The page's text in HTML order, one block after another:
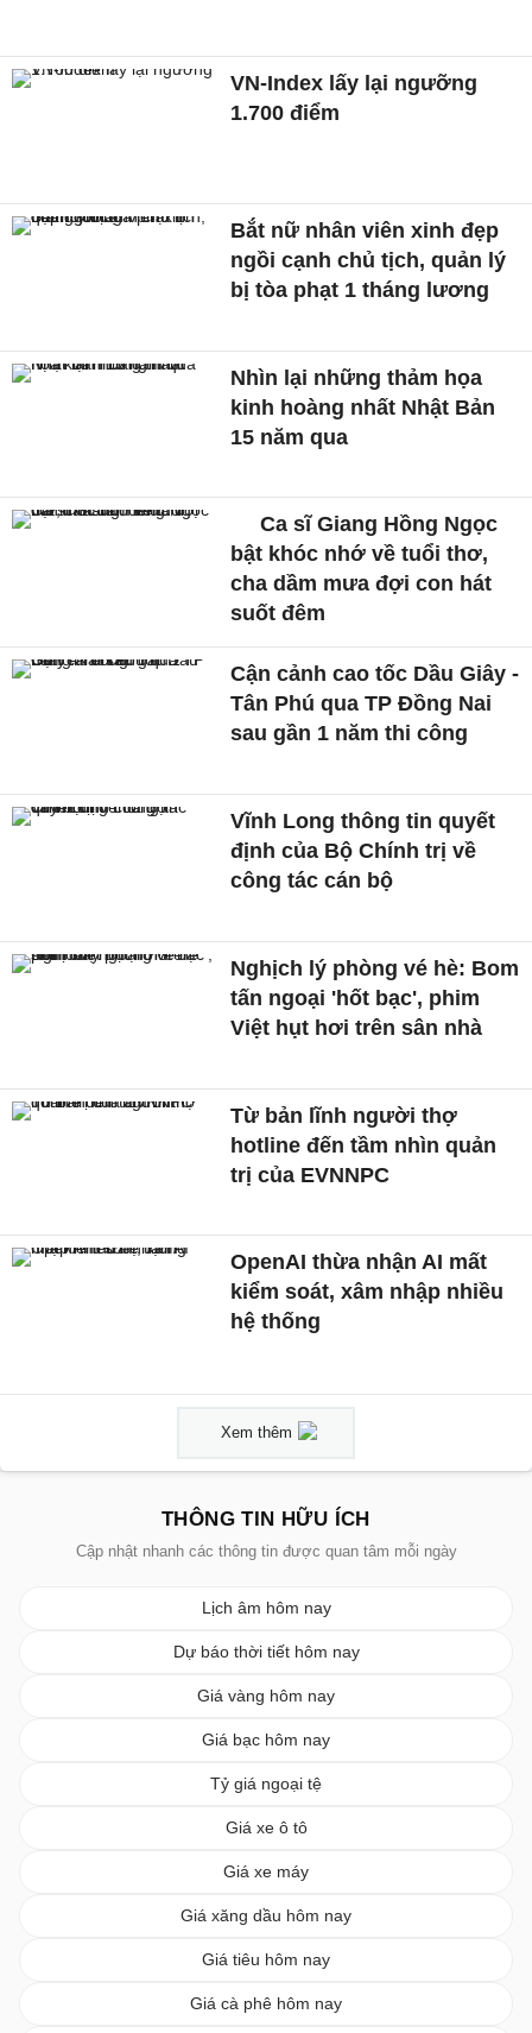
VN-Index lấy lại ngưỡng
1.700 điểm
Bắt nữ nhân viên xinh đẹp
ngồi cạnh chủ tịch, quản lý
bị tòa phạt 1 tháng lương
Nhìn lại những thảm họa
kinh hoàng nhất Nhật Bản
15 năm qua
Ca sĩ Giang Hồng Ngọc
bật khóc nhớ về tuổi thơ,
cha dầm mưa đợi con hát
suốt đêm
Cận cảnh cao tốc Dầu Giây -
Tân Phú qua TP Đồng Nai
sau gần 1 năm thi công
Vĩnh Long thông tin quyết
định của Bộ Chính trị về
công tác cán bộ
Nghịch lý phòng vé hè: Bom
tấn ngoại 'hốt bạc', phim
Việt hụt hơi trên sân nhà
Từ bản lĩnh người thợ
hotline đến tầm nhìn quản
trị của EVNNPC
OpenAI thừa nhận AI mất
kiểm soát, xâm nhập nhiều
hệ thống
Xem thêm
THÔNG TIN HỮU ÍCH
Cập nhật nhanh các thông tin được quan tâm mỗi ngày
Lịch âm hôm nay
Dự báo thời tiết hôm nay
Giá vàng hôm nay
Giá bạc hôm nay
Tỷ giá ngoại tệ
Giá xe ô tô
Giá xe máy
Giá xăng dầu hôm nay
Giá tiêu hôm nay
Giá cà phê hôm nay